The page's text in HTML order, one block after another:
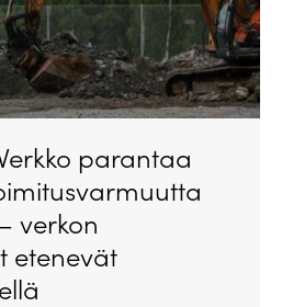
parantaa
verkon
etenevät